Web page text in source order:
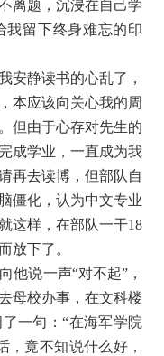
离题，沉浸在自己学
我留下终身难忘的印
安静读书的心乱了，
本应该向关心我的周
但由于心存对先生的
成学业，一直成为我
再去读博，但部队自
僵化，认为中文专业
这样，在部队一干18
放下了。
说一声“对不起”，
母校办事，在文科楼
一句：“在海军学院
，竟不知说什么好，